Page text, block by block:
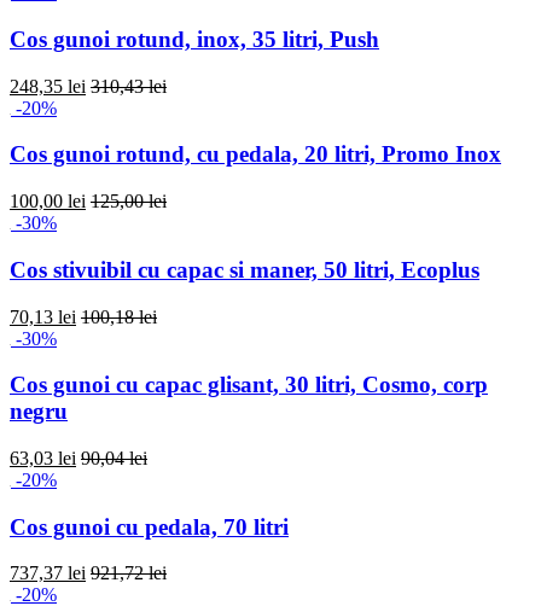
Cos gunoi rotund, inox, 35 litri, Push
248,35 lei 310,43 lei
-20%
Cos gunoi rotund, cu pedala, 20 litri, Promo Inox
100,00 lei 125,00 lei
-30%
Cos stivuibil cu capac si maner, 50 litri, Ecoplus
70,13 lei 100,18 lei
-30%
Cos gunoi cu capac glisant, 30 litri, Cosmo, corp
negru
63,03 lei 90,04 lei
-20%
Cos gunoi cu pedala, 70 litri
737,37 lei 921,72 lei
-20%